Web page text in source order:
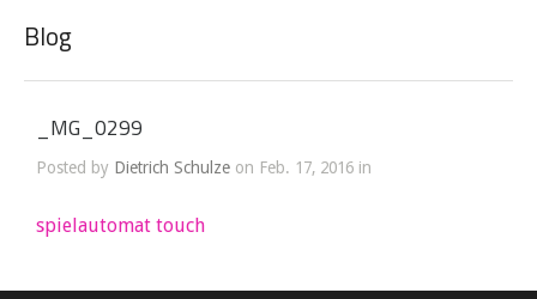
Blog
_MG_0299
Posted by Dietrich Schulze on Feb. 17, 2016 in
spielautomat touch